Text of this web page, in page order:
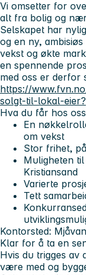
Vi omsetter for
alt fra bolig og
Selskapet har
og en ny,
vekst og økte
en spennende
med oss er derfor
https://
solgt-til-lokal-
Hva du får hos oss
En
om vekst
Stor frihet,
Muligheten
Kristiansand
Varierte
Tett
Kontorsted:
Klar for å ta en
Hvis du trigges av
være med og